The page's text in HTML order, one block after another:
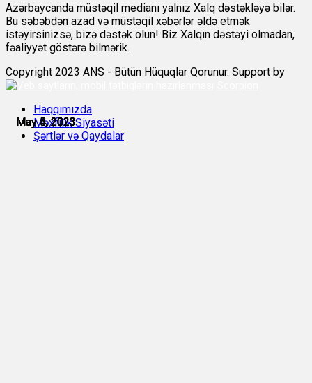
May 4, 2023
May 4, 2023
May 4, 2023
May 5, 2023
May 5, 2023
May 5, 2023
Azərbaycanda müstəqil medianı yalnız Xalq dəstəkləyə bilər.
Bu səbəbdən azad və müstəqil xəbərlər əldə etmək
istəyirsinizsə, bizə dəstək olun! Biz Xalqın dəstəyi olmadan,
fəaliyyət göstərə bilmərik.
Copyright 2023 ANS - Bütün Hüquqlar Qorunur. Support by
Haqqımızda
Məxfilik Siyasəti
Şərtlər və Qaydalar